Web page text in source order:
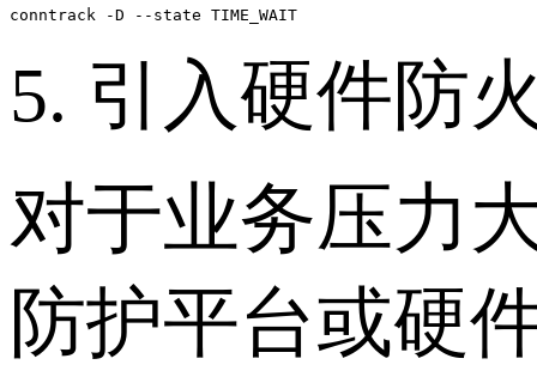
conntrack -D --state TIME_WAIT
5. 引入硬件防
对于业务压力
防护平台或硬